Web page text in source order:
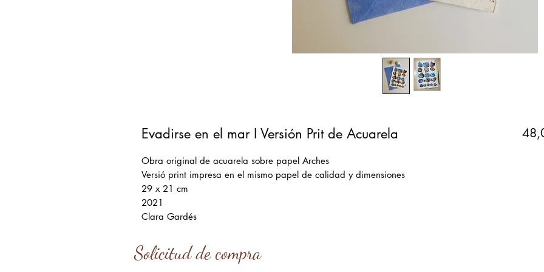
Evadirse en el mar I Versión Prit de Acuarela
Obra original de acuarela sobre papel Arches
Versió print impresa en el mismo papel de calidad y dimensiones
29 x 21 cm
2021
Clara Gardés
Solicitud de compra